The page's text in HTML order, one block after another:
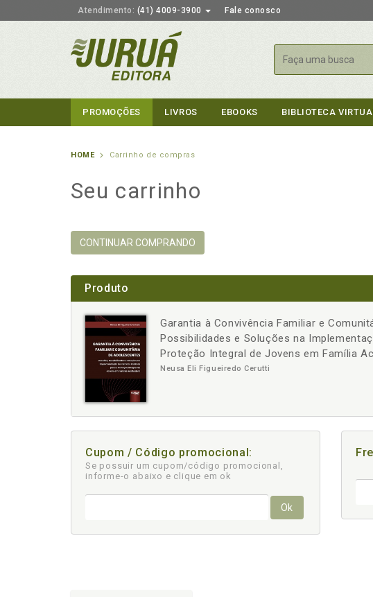
Atendimento: (41) 4009-3900 Fale conosco
Buscar
PROMOÇÕES LIVROS EBOOKS BIBLIOTECA
HOME Carrinho de compras
Seu carrinho
CONTINUAR COMPRANDO
Produto
Garantia à Convivência Familiar e
Possibilidades e Soluções na
Proteção Integral de Jovens em Família
Neusa Eli Figueiredo Cerutti
- +
Cupom / Código promocional:
Se possuir um cupom/código promocional,
informe-o abaixo e clique em ok
Ok